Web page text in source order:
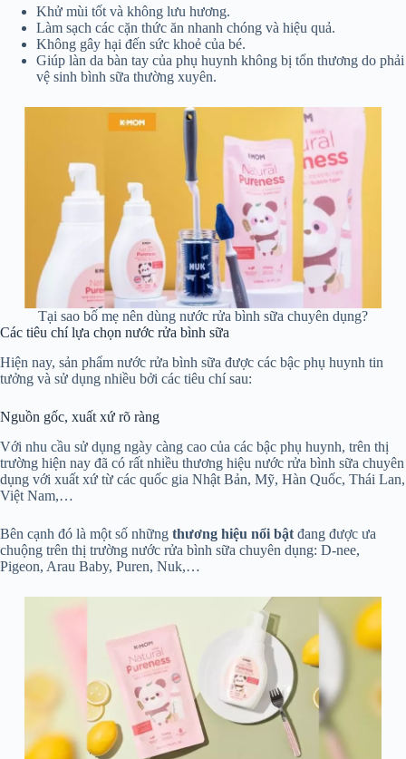
Khử mùi tốt và không lưu hương.
Làm sạch các cặn thức ăn nhanh chóng và hiệu quả.
Không gây hại đến sức khoẻ của bé.
Giúp làn da bàn tay của phụ huynh không bị tổn thương do phải
vệ sinh bình sữa thường xuyên.
Tại sao bố mẹ nên dùng nước rửa bình sữa chuyên dụng?
Các tiêu chí lựa chọn nước rửa bình sữa
Hiện nay, sản phẩm nước rửa bình sữa được các bậc phụ huynh tin
tưởng và sử dụng nhiều bởi các tiêu chí sau:
Nguồn gốc, xuất xứ rõ ràng
Với nhu cầu sử dụng ngày càng cao của các bậc phụ huynh, trên thị
trường hiện nay đã có rất nhiều thương hiệu nước rửa bình sữa chuyên
dụng với xuất xứ từ các quốc gia Nhật Bản, Mỹ, Hàn Quốc, Thái Lan,
Việt Nam,…
Bên cạnh đó là một số những thương hiệu nổi bật đang được ưa
chuộng trên thị trường nước rửa bình sữa chuyên dụng: D-nee,
Pigeon, Arau Baby, Puren, Nuk,…